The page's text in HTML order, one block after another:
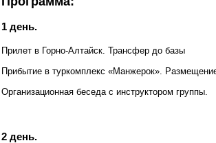
1 день.
Прилет в Горно-Алтайск. Трансфер до базы
Прибытие в туркомплекс «Манжерок».
Организационная беседа с инструктором группы.
2 день.